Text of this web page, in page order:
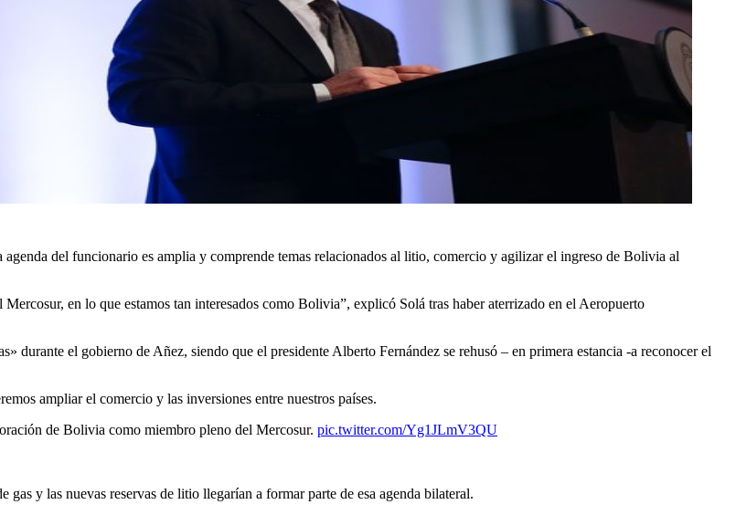
del funcionario es amplia y comprende temas relacionados al litio, comercio y agilizar el ingreso de Bolivia al
en lo que estamos tan interesados como Bolivia”, explicó Solá tras haber aterrizado en el Aeropuerto
durante el gobierno de Añez, siendo que el presidente Alberto Fernández se rehusó – en primera estancia -a reconocer el
ampliar el comercio y las inversiones entre nuestros países.
de Bolivia como miembro pleno del Mercosur. pic.twitter.com/Yg1JLmV3QU
y las nuevas reservas de litio llegarían a formar parte de esa agenda bilateral.